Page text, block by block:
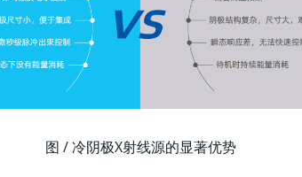
图 / 冷阴极X射线源的显著优势